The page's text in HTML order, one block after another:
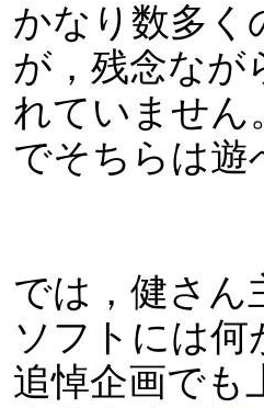
かなり数多く
が，残念なが
れていません
でそちらは遊
では，健さん
ソフトには
追悼企画でも